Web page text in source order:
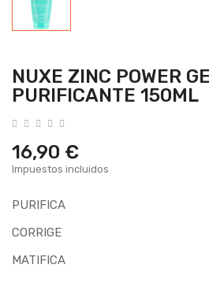
NUXE ZINC POWER
PURIFICANTE 150ML
16,90 €
Impuestos incluidos
PURIFICA
CORRIGE
MATIFICA